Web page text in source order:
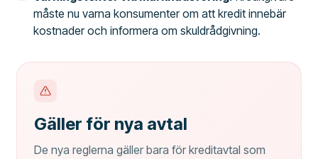
måste nu varna konsumenter om att kredit innebär
kostnader och informera om skuldrådgivning.
Gäller för nya avtal
De nya reglerna gäller bara för kreditavtal som